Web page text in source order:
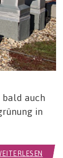
bald auch
in